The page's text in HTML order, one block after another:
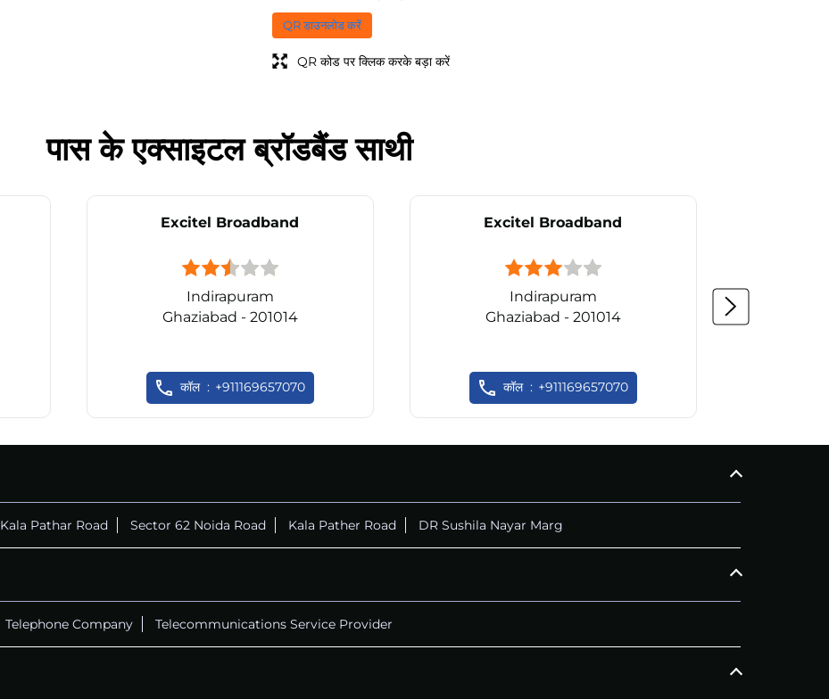
QR डाउनलोड करें
QR कोड पर क्लिक करके बड़ा करें
पास के एक्साइटल ब्रॉडबैंड साथी
Excitel Broadband
Indirapuram
Ghaziabad - 201014
कॉल +911169657070
Excitel Broadband
Indirapuram
Ghaziabad - 201014
कॉल +911169657070
Kala Pathar Road Sector 62 Noida Road Kala Pather Road DR Sushila Nayar Marg
Telephone Company Telecommunications Service Provider